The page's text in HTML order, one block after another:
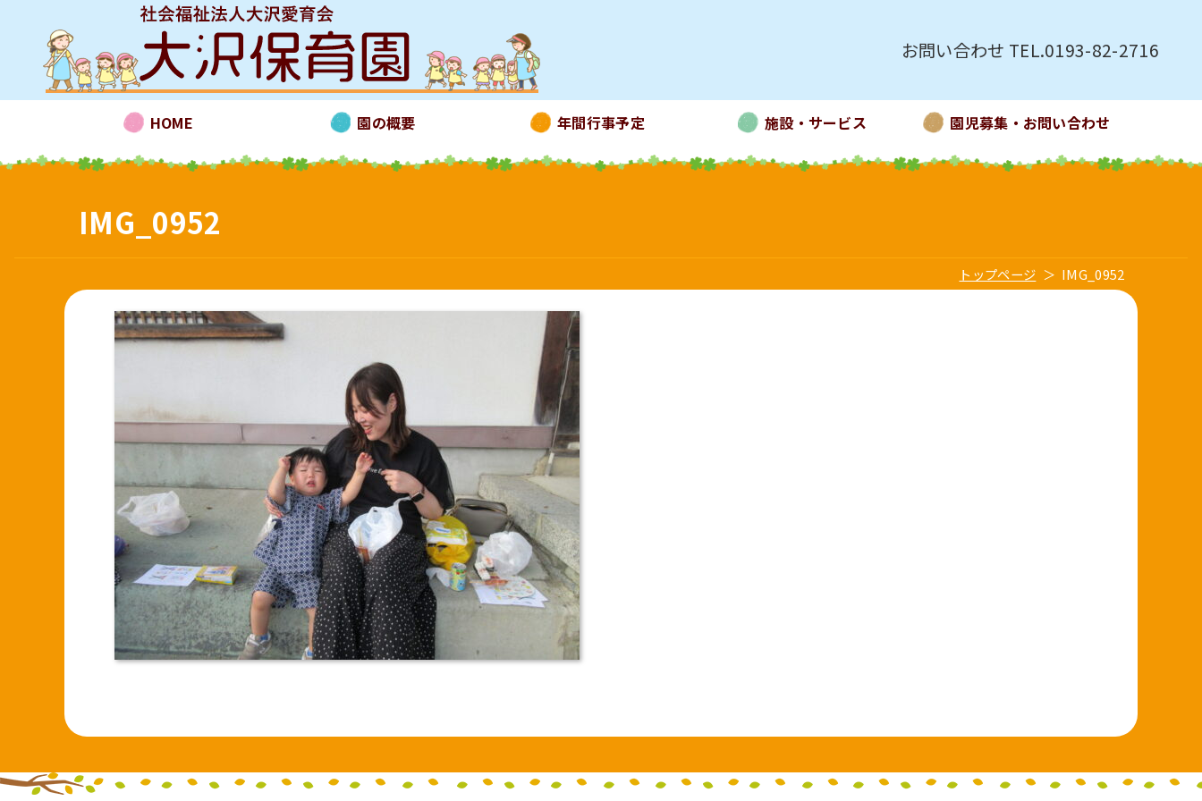
お問い合わせ TEL.0193-82-2716
HOME 園の概要 年間行事予定 施設・サービス 園児募集・お問い合わせ
IMG_0952
トップページ IMG_0952